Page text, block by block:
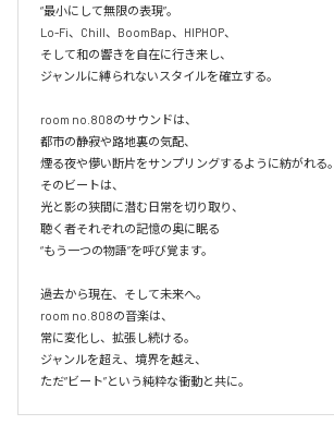
“最小にして無限の表現”。
Lo-Fi、Chill、BoomBap、HIPHOP、
そして和の響きを自在に行き来し、
ジャンルに縛られないスタイルを確立する。
room no.808のサウンドは、
都市の静寂や路地裏の気配、
煙る夜や儚い断片をサンプリングするように紡がれる。
そのビートは、
光と影の狭間に潜む日常を切り取り、
聴く者それぞれの記憶の奥に眠る
“もう一つの物語”を呼び覚ます。
過去から現在、そして未来へ。
room no.808の音楽は、
常に変化し、拡張し続ける。
ジャンルを超え、境界を越え、